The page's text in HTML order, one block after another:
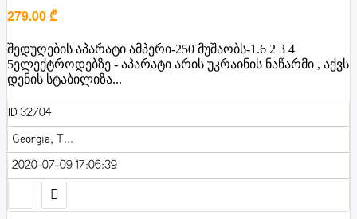
279.00 ₾
შედუღების აპარატი ამპერი-250 მუშაობს-1.6 2 3 4
5ელექტროდებზე - აპარატი არის უკრაინის ნაწარმი , აქვს
დენის სტაბილიზა...
ID 32704
Georgia, T...
2020-07-09 17:06:39